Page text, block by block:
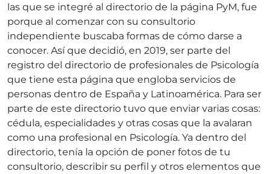
las que se integré al directorio de la página PyM, fue
porque al comenzar con su consultorio
independiente buscaba formas de cómo darse a
conocer. Así que decidió, en 2019, ser parte del
registro del directorio de profesionales de Psicología
que tiene esta página que engloba servicios de
personas dentro de España y Latinoamérica. Para ser
parte de este directorio tuvo que enviar varias cosas:
cédula, especialidades y otras cosas que la avalaran
como una profesional en Psicología. Ya dentro del
directorio, tenía la opción de poner fotos de tu
consultorio, describir su perfil y otros elementos que